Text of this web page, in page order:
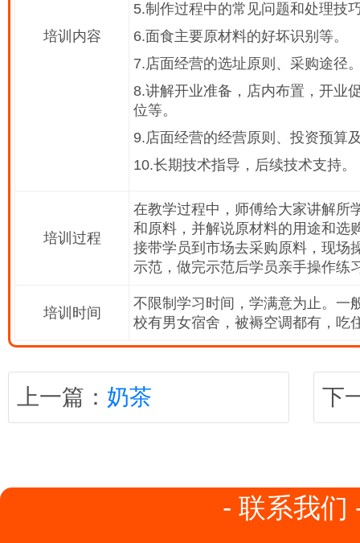
培训内容
5.制作过程中的常见问题和处理技
6.面食主要原材料的好坏识别等。
7.店面经营的选址原则、采购途径
8.讲解开业准备，店内布置，开业
位等。
9.店面经营的经营原则、投资预算
10.长期技术指导，后续技术支持。
培训过程
在教学过程中，师傅给大家讲解所
和原料，并解说原材料的用途和选
接带学员到市场去采购原料，现场
示范，做完示范后学员亲手操作练
培训时间
不限制学习时间，学满意为止。一
校有男女宿舍，被褥空调都有，吃
上一篇： 奶茶 下
- 联系我们